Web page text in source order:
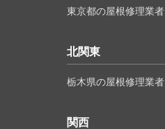
東京都の屋根修理業者
北関東
栃木県の屋根修理業者
関西